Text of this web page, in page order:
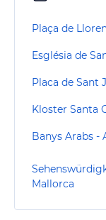
Plaça de
Església de
Placa de Sant
Kloster Santa
Banys Arabs -
Mallorca